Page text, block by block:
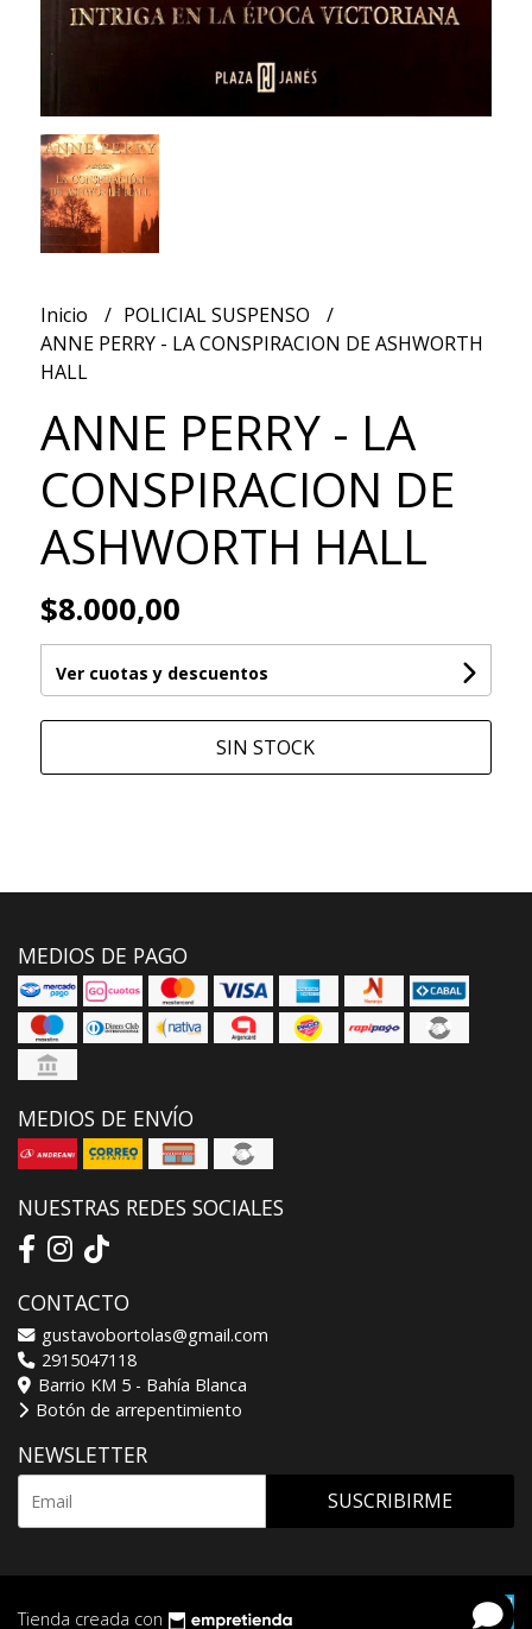
Inicio
POLICIAL SUSPENSO
ANNE PERRY - LA CONSPIRACION DE ASHWORTH
HALL
ANNE PERRY - LA
CONSPIRACION DE
ASHWORTH HALL
$8.000,00
Ver cuotas y descuentos
SIN STOCK
MEDIOS DE PAGO
MEDIOS DE ENVÍO
NUESTRAS REDES SOCIALES
CONTACTO
gustavobortolas@gmail.com
2915047118
Barrio KM 5 - Bahía Blanca
Botón de arrepentimiento
NEWSLETTER
SUSCRIBIRME
Tienda creada con